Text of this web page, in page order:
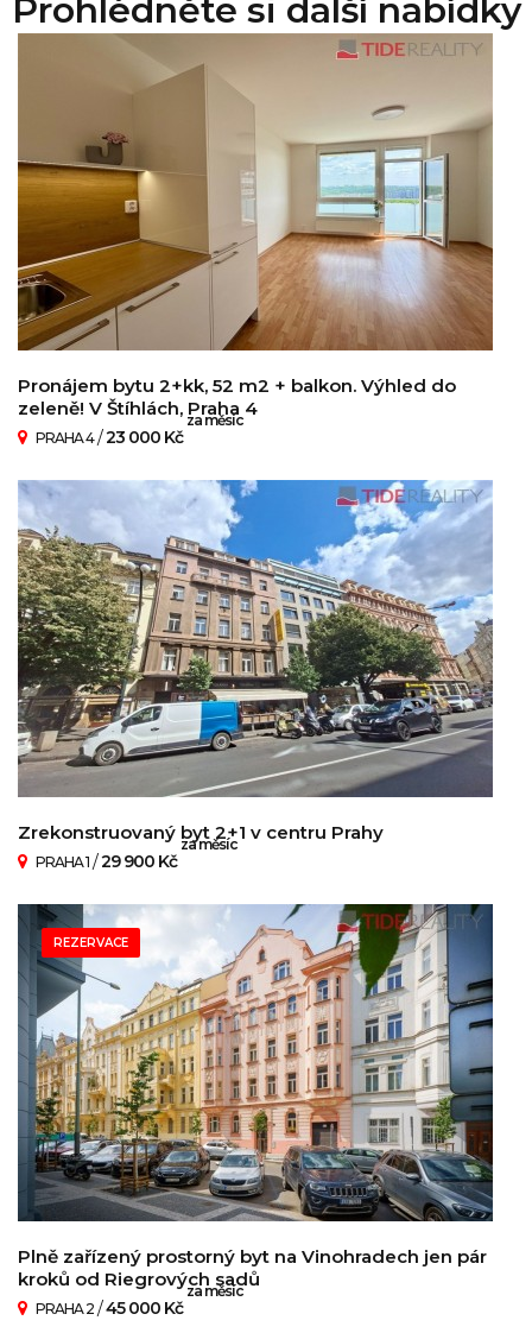
Prohlédněte si další nabídky
Pronájem bytu 2+kk, 52 m2 + balkon. Výhled do
zeleně! V Štíhlách, Praha 4
PRAHA 4/23 000 Kč
za měsíc
Zrekonstruovaný byt 2+1 v centru Prahy
PRAHA 1 /29 900 Kč
za měsíc
REZERVACE
Plně zařízený prostorný byt na Vinohradech jen pár
kroků od Riegrových sadů
PRAHA 2 /45 000 Kč
za měsíc